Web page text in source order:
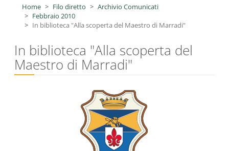
Home
Filo diretto
Archivio Comunicati
Febbraio 2010
In biblioteca "Alla scoperta del Maestro di Marradi"
In biblioteca "Alla scoperta del
Maestro di Marradi"